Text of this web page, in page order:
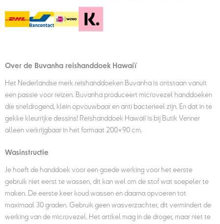
Over de Buvanha reishanddoek Hawaiï
Het Nederlandse merk reishanddoeken Buvanha is ontstaan vanuit
een passie voor reizen. Buvanha produceert microvezel handdoeken
die sneldrogend, klein opvouwbaar en anti bacterieel zijn. En dat in te
gekke kleurrijke dessins! Reishanddoek Hawaiï is bij Butik Venner
alleen verkrijgbaar in het formaat 200×90 cm.
Wasinstructie
Je hoeft de handdoek voor een goede werking voor het eerste
gebruik niet eerst te wassen, dit kan wel om de stof wat soepeler te
maken. De eerste keer koud wassen en daarna opvoeren tot
maximaal 30 graden. Gebruik geen wasverzachter, dit vermindert de
werking van de microvezel. Het artikel mag in de droger, maar niet te